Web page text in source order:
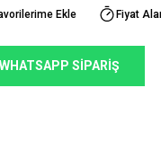
Fiyat
WHATSAPP SİPARİŞ